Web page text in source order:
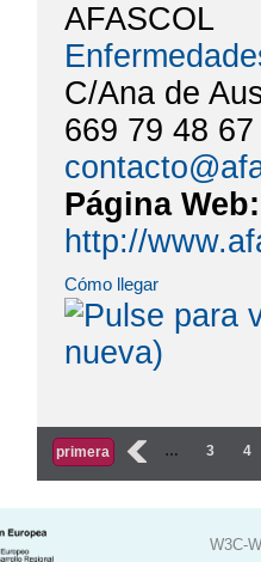
AFASCOL
C/Ana de
669 79 48
Página
http://
Cómo llegar
Páginas
primera ‹ … 3 4
W3C-